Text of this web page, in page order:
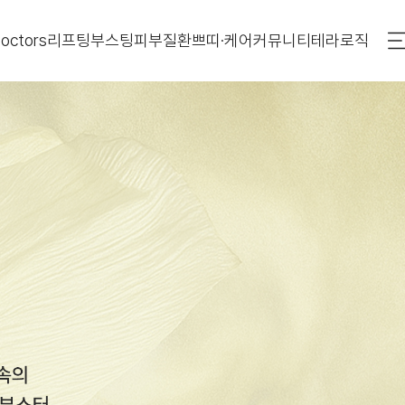
리프팅부스팅피부질환쁘띠·케어커뮤니티 테라로직